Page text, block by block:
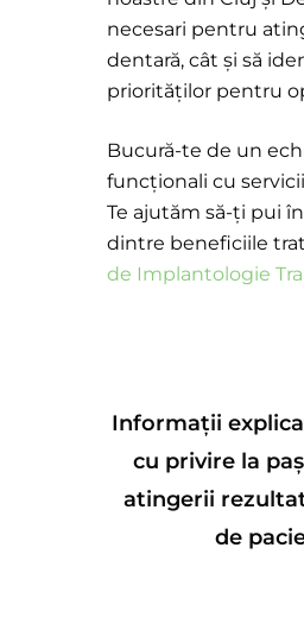
necesari pentru
dentară, cât și să
priorităților pentru
Bucură-te de un
funcționali cu
Te ajutăm să-ți pui
dintre beneficiile
de Implantologie
Informații
cu privire la
atingerii
de